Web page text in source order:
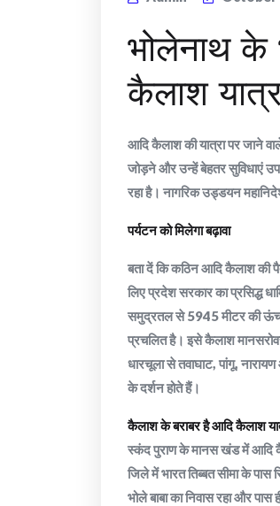
भोलेनाथ के
कैलाश
आदि कैलाश की यात्रा पर जाने
जोड़ने और उन्हें बेहतर सुविधाएं
रहा है। नागरिक उड्डयन
पर्यटन को मिलेगा बढ़ावा
बता दें कि कठिन आदि कैलाश की
लिए प्रदेश सरकार का प्रसिद्ध
समुद्रतल से 5945 मीटर की
प्रचलित है। इसे कैलाश
धारचूला से तवाघाट, पांगू,
के दर्शन होते हैं।
कैलाश के बराबर है आदि कैलाश
स्कंद पुराण के मानस खंड में आदि
जिले में भारत तिब्बत सीमा के
भोले बाबा का निवास रहा और पास